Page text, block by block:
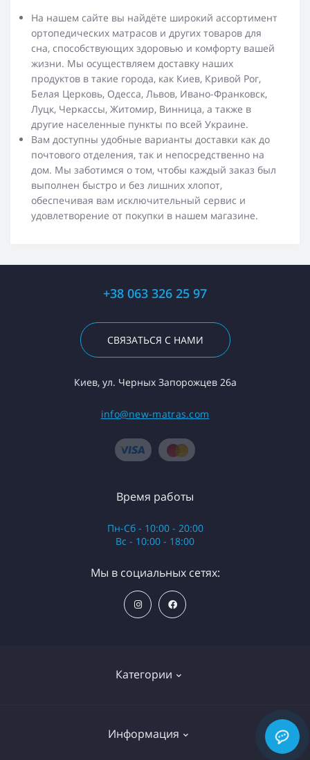
На нашем сайте вы найдёте широкий ассортимент
ортопедических матрасов и других товаров для
сна, способствующих здоровью и комфорту вашей
жизни. Мы осуществляем доставку наших
продуктов в такие города, как Киев, Кривой Рог,
Белая Церковь, Одесса, Львов, Ивано-Франковск,
Луцк, Черкассы, Житомир, Винница, а также в
другие населенные пункты по всей Украине.
Вам доступны удобные варианты доставки как до
почтового отделения, так и непосредственно на
дом. Мы заботимся о том, чтобы каждый заказ был
выполнен быстро и без лишних хлопот,
обеспечивая вам исключительный сервис и
удовлетворение от покупки в нашем магазине.
+38 063 326 25 97
СВЯЗАТЬСЯ С НАМИ
Киев, ул. Черных Запорожцев 26а
info@new-matras.com
Категории
Ортопедические матрасы
Информация
Время работы
Пн-Сб - 10:00 - 20:00
Вс - 10:00 - 18:00
Мы в социальных сетях: